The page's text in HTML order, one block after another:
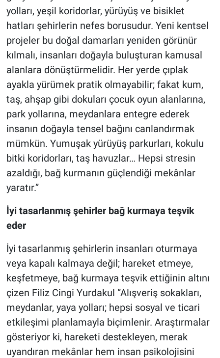
yolları, yeşil koridorlar, yürüyüş ve bisiklet
hatları şehirlerin nefes borusudur. Yeni kentsel
projeler bu doğal damarları yeniden görünür
kılmalı, insanları doğayla buluşturan kamusal
alanlara dönüştürmelidir. Her yerde çıplak
ayakla yürümek pratik olmayabilir; fakat kum,
taş, ahşap gibi dokuları çocuk oyun alanlarına,
park yollarına, meydanlara entegre ederek
insanın doğayla tensel bağını canlandırmak
mümkün. Yumuşak yürüyüş parkurları, kokulu
bitki koridorları, taş havuzlar… Hepsi stresin
azaldığı, bağ kurmanın güçlendiği mekânlar
yaratır.”
İyi tasarlanmış şehirler bağ kurmaya teşvik
eder
İyi tasarlanmış şehirlerin insanları oturmaya
veya kapalı kalmaya değil; hareket etmeye,
keşfetmeye, bağ kurmaya teşvik ettiğinin altını
çizen Filiz Cingi Yurdakul “Alışveriş sokakları,
meydanlar, yaya yolları; hepsi sosyal ve ticari
etkileşimi planlamayla biçimlenir. Araştırmalar
gösteriyor ki, hareketi destekleyen, merak
uyandıran mekânlar hem insan psikolojisini